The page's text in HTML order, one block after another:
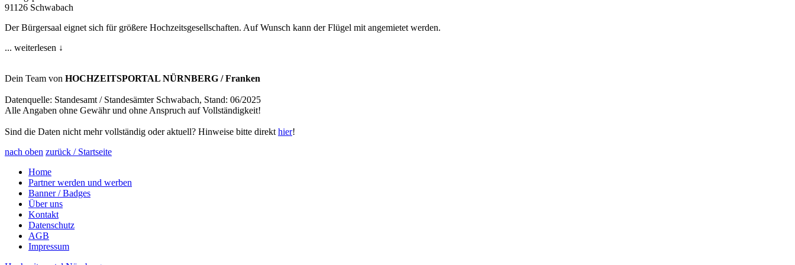
91126 Schwabach
Der Bürgersaal eignet sich für größere Hochzeitsgesellschaften. Auf Wunsch kann der Flügel mit angemietet werden.
... weiterlesen ↓
Dein Team von HOCHZEITSPORTAL NÜRNBERG / Franken
Datenquelle: Standesamt / Standesämter Schwabach, Stand: 06/2025
Alle Angaben ohne Gewähr und ohne Anspruch auf Vollständigkeit!
Sind die Daten nicht mehr vollständig oder aktuell? Hinweise bitte direkt hier!
nach oben zurück / Startseite
Home
Partner werden und werben
Banner / Badges
Über uns
Kontakt
Datenschutz
AGB
Impressum